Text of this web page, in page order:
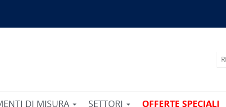
DI MISURA SETTORI OFFERTE SPECIALI